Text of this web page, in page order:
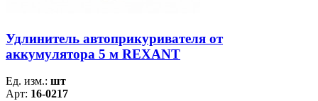
Удлинитель автоприкуривателя от
аккумулятора 5 м REXANT
Ед. изм.: шт
Арт: 16-0217